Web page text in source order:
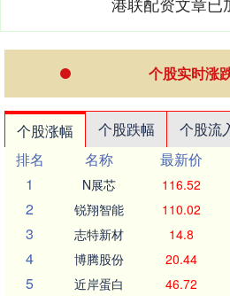
个股实时涨
个股涨幅 个股跌幅 个股流
排名
名称 最新价
1
N展芯 116.52
2 锐翔智能 110.02
3 志特新材 14.8
4 博腾股份 20.44
5 近岸蛋白 46.72